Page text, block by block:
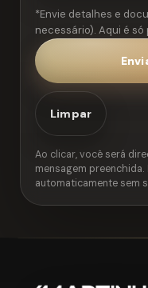
*Envie detalhes e
necessário). Aqui é só
Limpar
Ao clicar, você será
mensagem
automaticamente sem